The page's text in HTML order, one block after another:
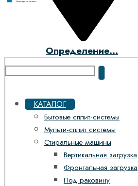
Определение...
КАТАЛОГ
Бытовые сплит-системы
Мульти-сплит системы
Стиральные машины
Вертикальная загрузка
Фронтальная загрузка
Под раковину